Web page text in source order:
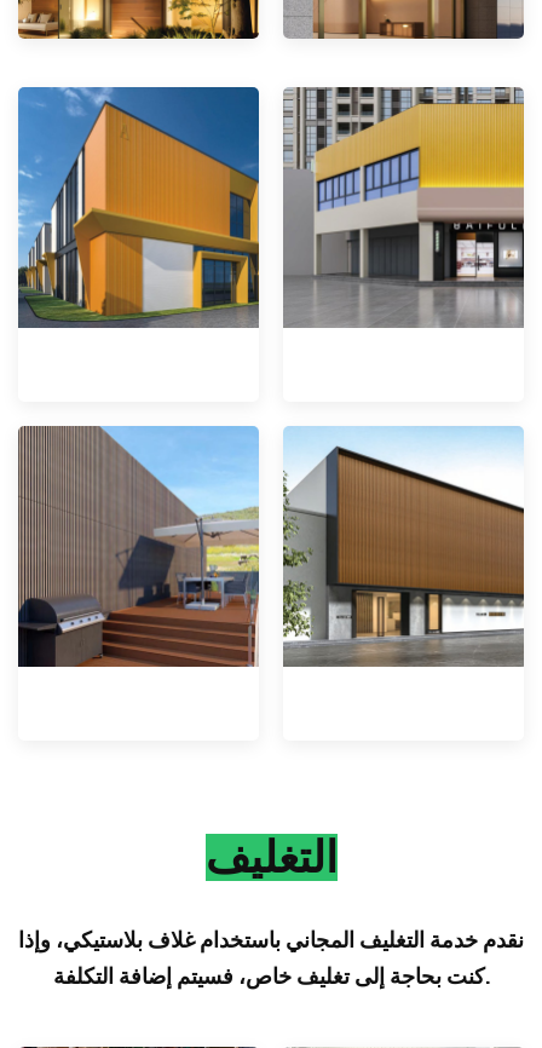
التغليف
نقدم خدمة التغليف المجاني باستخدام غلاف بلاستيكي، وإذا
كنت بحاجة إلى تغليف خاص، فسيتم إضافة التكلفة.